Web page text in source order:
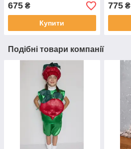
675 ₴
Купити
775₴
Подібні товари компанії